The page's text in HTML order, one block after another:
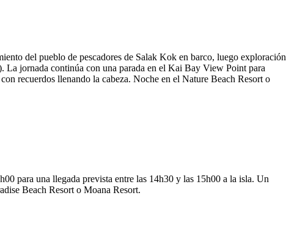
del pueblo de pescadores de Salak Kok en barco, luego exploración
La jornada continúa con una parada en el Kai Bay View Point para
recuerdos llenando la cabeza. Noche en el Nature Beach Resort o
para una llegada prevista entre las 14h30 y las 15h00 a la isla. Un
Beach Resort o Moana Resort.